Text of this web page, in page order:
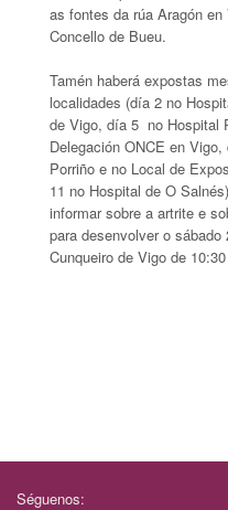
as fontes da rúa Aragón
Concello de Bueu.
Tamén haberá expostas
localidades (día 2 no
de Vigo, día 5 no Hospital
Delegación ONCE en
Porriño e no Local de
11 no Hospital de O
informar sobre a artrite e
para desenvolver o
Cunqueiro de Vigo de
Séguenos: